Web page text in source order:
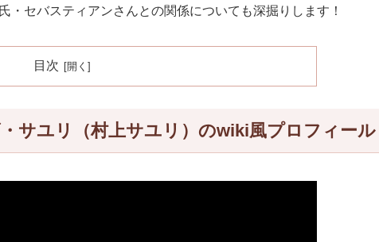
・セバスティアンさんとの関係についても深掘りします！
目次
サユリ（村上サユリ）のwiki風プロフィール